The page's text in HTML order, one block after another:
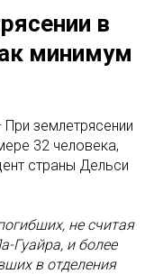
в
минимум
При землетрясении
32 человека,
страны Дельси
не считая
Гуайра, и более
в отделения